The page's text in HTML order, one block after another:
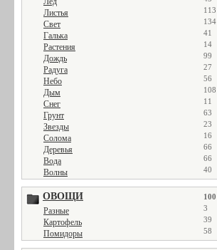
Листья 113
Свет 134
Галька 41
Растения 14
Дождь 99
Радуга 27
Небо 56
Дым 108
Снег 11
Грунт 63
Звезды 23
Солома 16
Деревья 66
Вода 66
Волны 40
ОВОЩИ 100
Разные 3
Картофель 39
Помидоры 58